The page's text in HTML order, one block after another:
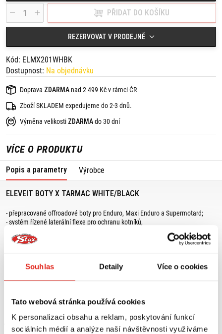
Souhlas Detaily Více o cookies
Tato webová stránka používá cookies
K personalizaci obsahu a reklam, poskytování funkcí
sociálních médií a analýze naší návštěvnosti využíváme
PŘIDAT DO KOŠÍKU
REZERVOVAT V PRODEJNĚ
Kód: ELMX201WHBK
Dostupnost: Na objednávku
Doprava ZDARMA nad 2 499 Kč v rámci ČR
Zboží SKLADEM expedujeme do 2-3 dnů.
Výměna velikosti ZDARMAdo 30 dní
VÍCE O PRODUKTU
Popis a parametry Výrobce
ELEVEIT BOTY X TARMAC WHITE/BLACK
- přepracované offroadové boty pro Enduro, Maxi Enduro a Supermotard;
- systém řízené laterální flexe pro ochranu kotníků,
- maximální bezpečnost,
- vnitřní prodyšná podšívka,
MOHLO BY SE VÁM LÍBIT